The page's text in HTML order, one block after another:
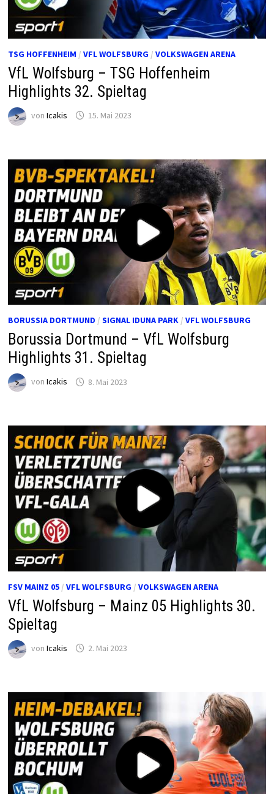
TSG HOFFENHEIM / VFL WOLFSBURG/ VOLKSWAGEN ARENA
VfL Wolfsburg – TSG Hoffenheim
Highlights 32. Spieltag
von Icakis 15. Mai 2023
BORUSSIA DORTMUND / SIGNAL IDUNA PARK/ VFL WOLFSBURG
Borussia Dortmund – VfL Wolfsburg
Highlights 31. Spieltag
von Icakis 8. Mai 2023
FSV MAINZ 05/ VFL WOLFSBURG/ VOLKSWAGEN ARENA
VfL Wolfsburg – Mainz 05 Highlights 30.
Spieltag
von Icakis 2. Mai 2023